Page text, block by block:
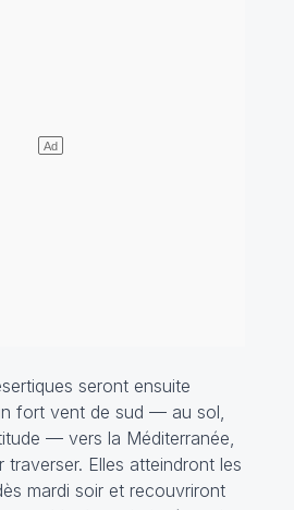
seront ensuite
fort vent de sud — au sol,
— vers la Méditerranée,
traverser. Elles atteindront les
mardi soir et recouvriront